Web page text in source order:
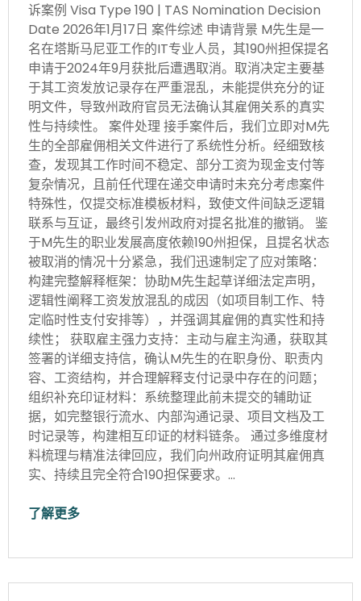
诉案例 Visa Type 190 | TAS Nomination Decision
Date 2026年1月17日 案件综述 申请背景 M先生是一
名在塔斯马尼亚工作的IT专业人员，其190州担保提名
申请于2024年9月获批后遭遇取消。取消决定主要基
于其工资发放记录存在严重混乱，未能提供充分的证
明文件，导致州政府官员无法确认其雇佣关系的真实
性与持续性。 案件处理 接手案件后，我们立即对M先
生的全部雇佣相关文件进行了系统性分析。经细致核
查，发现其工作时间不稳定、部分工资为现金支付等
复杂情况，且前任代理在递交申请时未充分考虑案件
特殊性，仅提交标准模板材料，致使文件间缺乏逻辑
联系与互证，最终引发州政府对提名批准的撤销。 鉴
于M先生的职业发展高度依赖190州担保，且提名状态
被取消的情况十分紧急，我们迅速制定了应对策略：
构建完整解释框架：协助M先生起草详细法定声明，
逻辑性阐释工资发放混乱的成因（如项目制工作、特
定临时性支付安排等），并强调其雇佣的真实性和持
续性； 获取雇主强力支持：主动与雇主沟通，获取其
签署的详细支持信，确认M先生的在职身份、职责内
容、工资结构，并合理解释支付记录中存在的问题；
组织补充印证材料：系统整理此前未提交的辅助证
据，如完整银行流水、内部沟通记录、项目文档及工
时记录等，构建相互印证的材料链条。 通过多维度材
料梳理与精准法律回应，我们向州政府证明其雇佣真
实、持续且完全符合190担保要求。…
了解更多